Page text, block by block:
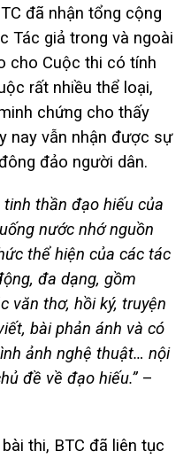
đã nhận tổng cộng
Tác giả trong và ngoài
cho Cuộc thi có tính
rất nhiều thể loại,
chứng cho thấy
nay vẫn nhận được sự
đảo người dân.
thần đạo hiếu của
nước nhớ nguồn
thể hiện của các tác
đa dạng, gồm
văn thơ, hồi ký, truyện
bài phản ánh và có
ảnh nghệ thuật… nội
đề về đạo hiếu.” –
thi, BTC đã liên tục